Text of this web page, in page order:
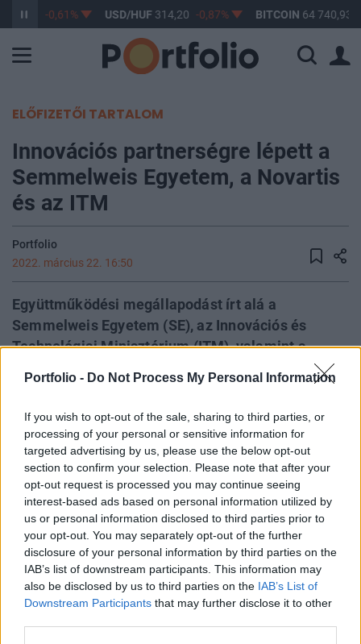
Portfolio - Do Not Process My Personal Information
If you wish to opt-out of the sale, sharing to third parties, or
processing of your personal or sensitive information for
targeted advertising by us, please use the below opt-out
section to confirm your selection. Please note that after your
opt-out request is processed you may continue seeing
interest-based ads based on personal information utilized by
us or personal information disclosed to third parties prior to
your opt-out. You may separately opt-out of the further
disclosure of your personal information by third parties on the
IAB’s list of downstream participants. This information may
also be disclosed by us to third parties on the IAB’s List of
Downstream Participants that may further disclose it to other
363,17 -0,61% USD/HUF314,20 -0,87% BITCOIN 64 740,93
ELŐFIZETŐI TARTALOM
Innovációs partnerségre lépett a
Semmelweis Egyetem, a Novartis
és az ITM
Portfolio
2022. március 22. 16:50
Együttműködési megállapodást írt alá a
Semmelweis Egyetem (SE), az Innovációs és
Technológiai Minisztérium (ITM), valamint a
előmozdítsák az innováció térnyerését a magyar
közegészségügyben.
A közlemény szerint a dokumentumot György László, az
ITM gazdaságstratégiáért és szabályozásért felelős
államtitkára, Merkely Béla, a Semmelweis Egyetem rektora
és Matt Zeller, a Novartis Hungária ügyvezető igazgatója
írta alá hétfőn az egyetemen. Az együttműködés három
pillérre épül. Első pillérként az aláírók növelni kívánják az
egyetemen zajló...
KEDVES OLVASÓNK!